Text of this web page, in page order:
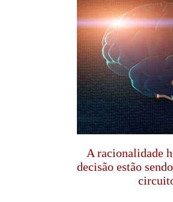
A racionalidade
decisão estão